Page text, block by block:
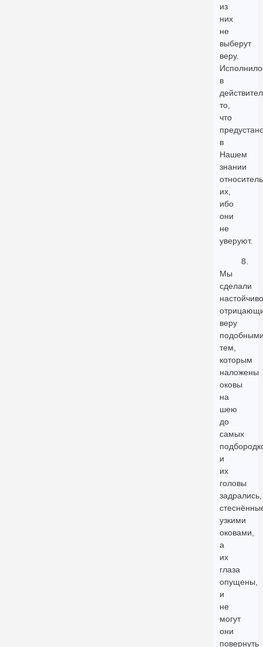
из
них
не
выберут
веру.
в
то,
что
в
Нашем
знании
их,
ибо
они
не
уверуют.
8.
Мы
сделали
настойчиво
веру
тем,
которым
наложены
оковы
на
шею
до
самых
и
их
головы
задрались,
узкими
оковами,
а
их
глаза
опущены,
и
не
могут
они
повернуть